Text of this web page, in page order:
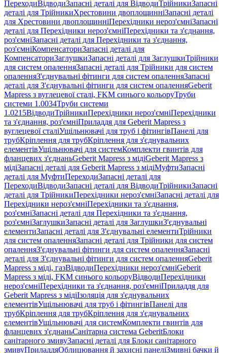
ПереходиВідводиЗапасні деталі для ВідводиТрійникиЗапасні
деталі для ТрійникиХрестовини двоплощинніЗапасні деталі
для Хрестовини двоплощинніПерехідники нероз'ємніЗапасні
деталі для Перехідники нероз'ємніПерехідники та з'єднання,
роз'ємніЗапасні деталі для Перехідники та з'єднання,
роз'ємніКомпенсаториЗапасні деталі для
КомпенсаториЗаглушкиЗапасні деталі для ЗаглушкиТрійники
для систем опаленняЗапасні деталі для Трійники для систем
опаленняЗ'єднувальні фітинги для систем опаленняЗапасні
деталі для З'єднувальні фітинги для систем опаленняGeberit
Mapress з вуглецевої сталі, FKM синього кольоруТруби
системи 1.0034Труби системи
1.0215ВідводиТрійникиПерехідники нероз'ємніПерехідники
та з'єднання, роз'ємніПриладдя для Geberit Mapress з
вуглецевої сталіУщільнювачі для труб і фітингівПанелі для
трубКріплення для трубКріплення для з'єднувальних
елементівУщільнювачі для системКомплекти гвинтів для
фланцевих з'єднаньGeberit Mapress з мідіGeberit Mapress з
мідіЗапасні деталі для Geberit Mapress з мідіМуфтиЗапасні
деталі для МуфтиПереходиЗапасні деталі для
ПереходиВідводиЗапасні деталі для ВідводиТрійникиЗапасні
деталі для ТрійникиПерехідники нероз'ємніЗапасні деталі для
Перехідники нероз'ємніПерехідники та з'єднання,
роз'ємніЗапасні деталі для Перехідники та з'єднання,
роз'ємніЗаглушкиЗапасні деталі для ЗаглушкиЗ'єднувальні
елементиЗапасні деталі для З'єднувальні елементиТрійники
для систем опаленняЗапасні деталі для Трійники для систем
опаленняЗ'єднувальні фітинги для систем опаленняЗапасні
деталі для З'єднувальні фітинги для систем опаленняGeberit
Mapress з міді, газВідводиПерехідники нероз'ємніGeberit
Mapress з міді, FKM синього кольоруВідводиПерехідники
нероз'ємніПерехідники та з'єднання, роз'ємніПриладдя для
Geberit Mapress з мідіІзоляція для з'єднувальних
елементівУщільнювачі для труб і фітингівПанелі для
трубКріплення для трубКріплення для з'єднувальних
елементівУщільнювачі для системКомплекти гвинтів для
фланцевих з'єднаньСанітарна система GeberitБлоки
санітарного змивуЗапасні деталі для Блоки санітарного
змивуПриладдяОблицювання й захисні панеліЗмивні бачки й